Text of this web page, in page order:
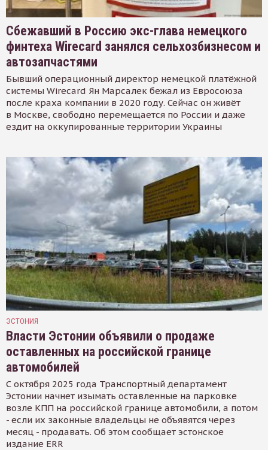
Сбежавший в Россию экс-глава немецкого
финтеха Wirecard занялся сельхозбизнесом и
автозапчастями
Бывший операционный директор немецкой платёжной
системы Wirecard Ян Марсалек бежал из Евросоюза
после краха компании в 2020 году. Сейчас он живёт
в Москве, свободно перемещается по России и даже
ездит на оккупированные территории Украины
ЭСТОНИЯ
Власти Эстонии объявили о продаже
оставленных на российской границе
автомобилей
С октября 2025 года Транспортный департамент
Эстонии начнет изымать оставленные на парковке
возле КПП на российской границе автомобили, а потом
- если их законные владельцы не объявятся через
месяц - продавать. Об этом сообщает эстонское
издание ERR